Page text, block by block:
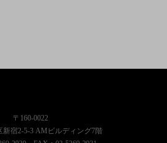
〒160-0022
新宿2-5-3 AMビルディング7階